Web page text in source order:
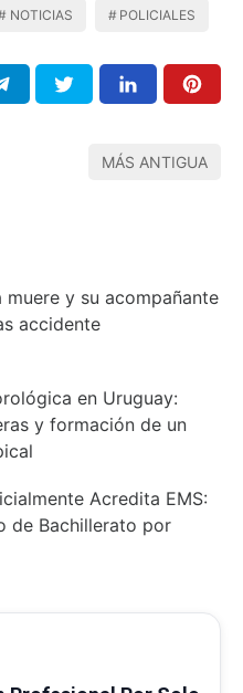
NOTICIAS POLICIALES
MÁS ANTIGUA
y su acompañante
accidente
en Uruguay:
y formación de un
Acredita EMS:
de Bachillerato por